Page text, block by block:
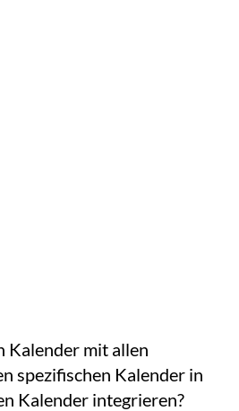
Kalender mit allen
spezifischen Kalender in
Kalender integrieren?